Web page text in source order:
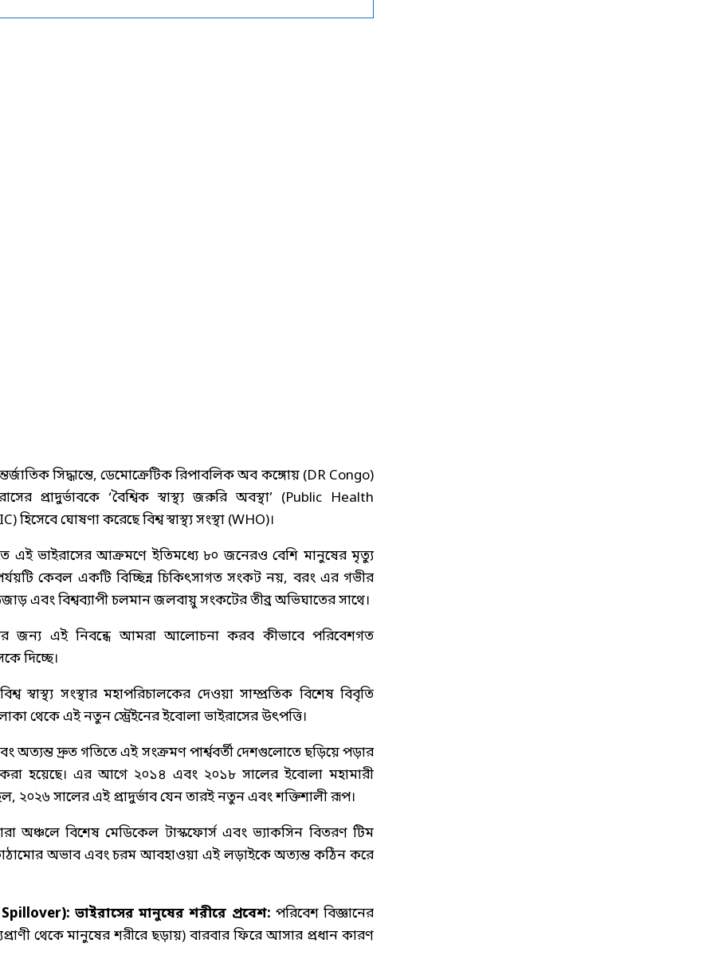
সিদ্ধান্তে, ডেমোক্রেটিক রিপাবলিক অব কঙ্গোয় (DR Congo)
প্রাদুর্ভাবকে ‘বৈশ্বিক স্বাস্থ্য জরুরি অবস্থা’ (Public Health
ঘোষণা করেছে বিশ্ব স্বাস্থ্য সংস্থা (WHO)।
এই ভাইরাসের আক্রমণে ইতিমধ্যে ৮০ জনেরও বেশি মানুষের মৃত্যু
কেবল একটি বিচ্ছিন্ন চিকিৎসাগত সংকট নয়, বরং এর গভীর
এবং বিশ্বব্যাপী চলমান জলবায়ু সংকটের তীব্র অভিঘাতের সাথে।
জন্য এই নিবন্ধে আমরা আলোচনা করব কীভাবে পরিবেশগত
দিচ্ছে।
বিশ্ব স্বাস্থ্য সংস্থার মহাপরিচালকের দেওয়া সাম্প্রতিক বিশেষ বিবৃতি
থেকে এই নতুন স্ট্রেইনের ইবোলা ভাইরাসের উৎপত্তি।
অত্যন্ত দ্রুত গতিতে এই সংক্রমণ পার্শ্ববর্তী দেশগুলোতে ছড়িয়ে পড়ার
হয়েছে। এর আগে ২০১৪ এবং ২০১৮ সালের ইবোলা মহামারী
২০২৬ সালের এই প্রাদুর্ভাব যেন তারই নতুন এবং শক্তিশালী রূপ।
অঞ্চলে বিশেষ মেডিকেল টাস্কফোর্স এবং ভ্যাকসিন বিতরণ টিম
অভাব এবং চরম আবহাওয়া এই লড়াইকে অত্যন্ত কঠিন করে
ভাইরাসের মানুষের শরীরে প্রবেশ: পরিবেশ বিজ্ঞানের
থেকে মানুষের শরীরে ছড়ায়) বারবার ফিরে আসার প্রধান কারণ